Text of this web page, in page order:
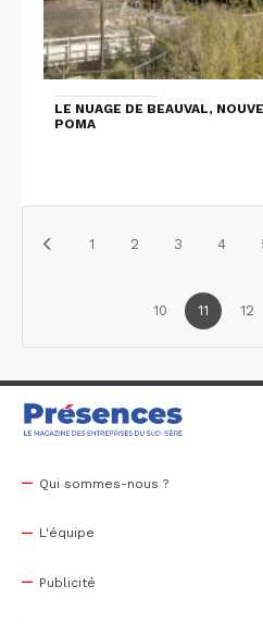
LE NUAGE DE BEAUVAL,
POMA
1 2 3 4
10 11 12
Qui sommes-nous ?
L'équipe
Publicité